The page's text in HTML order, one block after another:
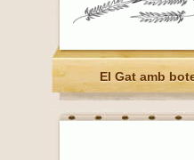
El Gat amb